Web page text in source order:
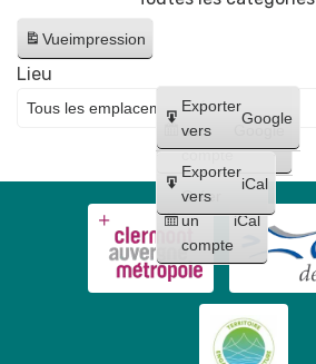
Vueimpression
Créer
un
compte
Google
Créer
un
compte
iCal
Exporter
vers
Google
Exporter
vers
iCal
Lieu